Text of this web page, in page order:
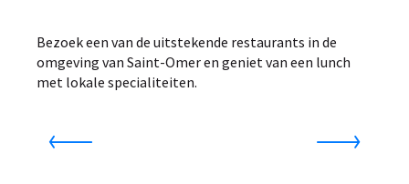
Bezoek een van de uitstekende restaurants in de
omgeving van Saint-Omer en geniet van een lunch
met lokale specialiteiten.
Saint-Omer